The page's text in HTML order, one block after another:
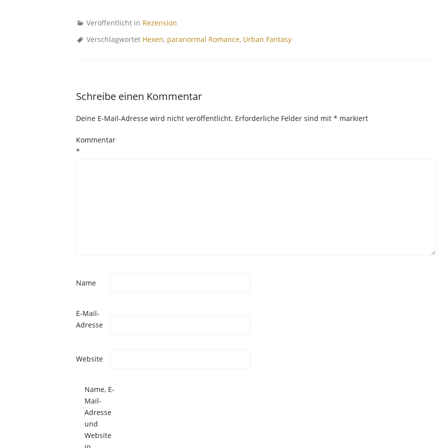
Veröffentlicht in Rezension
Verschlagwortet Hexen, paranormal Romance, Urban Fantasy
Schreibe einen Kommentar
Deine E-Mail-Adresse wird nicht veröffentlicht. Erforderliche Felder sind mit * markiert
Kommentar
*
Name
E-Mail-
Adresse
Website
Name, E-
Mail-
Adresse
und
Website